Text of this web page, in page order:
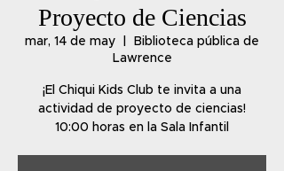
Proyecto de Ciencias
mar, 14 de may
Biblioteca pública de
Lawrence
¡El Chiqui Kids Club te invita a una
actividad de proyecto de ciencias!
10:00 horas en la Sala Infantil